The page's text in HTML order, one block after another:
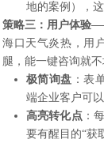
地的案例），
策略三：用户体验
海口天气炎热，用
腿，能一键咨询就不
极简询盘 ：表
端企业客户可
高亮转化点：
要有醒目的“获